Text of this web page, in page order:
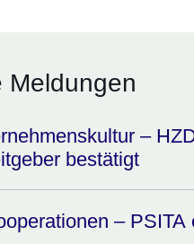
Meldungen
–
bestätigt
–